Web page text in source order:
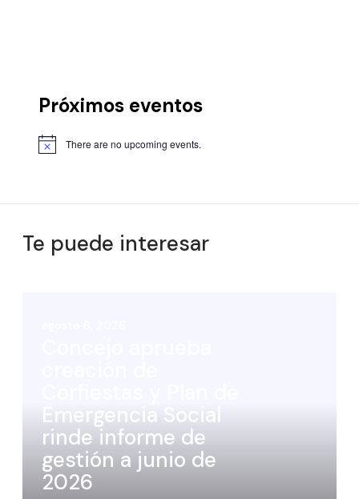
Próximos eventos
There are no upcoming events.
Te puede interesar
Emergencia Social
rinde informe de
gestión a junio de
2026